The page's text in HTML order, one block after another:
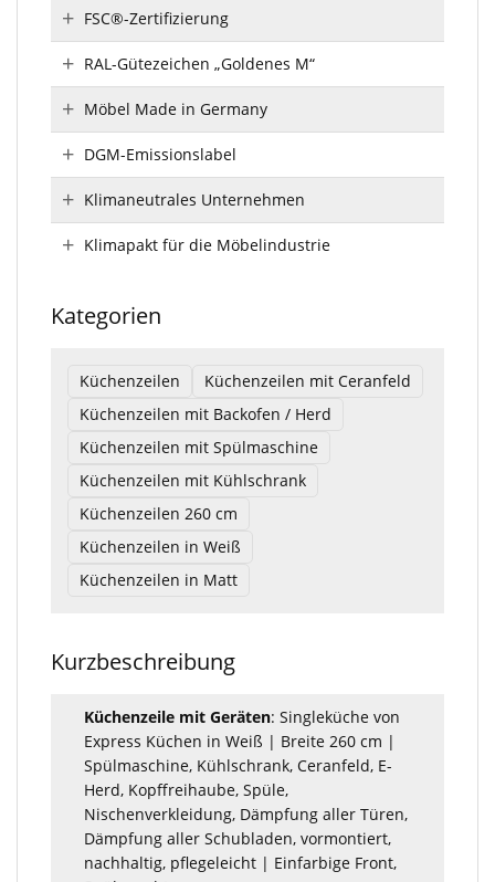
FSC®-Zertifizierung
RAL-Gütezeichen „Goldenes M“
Möbel Made in Germany
DGM-Emissionslabel
Klimaneutrales Unternehmen
Klimapakt für die Möbelindustrie
Kategorien
Küchenzeilen
Küchenzeilen mit Ceranfeld
Küchenzeilen mit Backofen / Herd
Küchenzeilen mit Spülmaschine
Küchenzeilen mit Kühlschrank
Küchenzeilen 260 cm
Küchenzeilen in Weiß
Küchenzeilen in Matt
Kurzbeschreibung
Küchenzeile mit Geräten: Singleküche von
Express Küchen in Weiß | Breite 260 cm |
Spülmaschine, Kühlschrank, Ceranfeld, E-
Herd, Kopffreihaube, Spüle,
Nischenverkleidung, Dämpfung aller Türen,
Dämpfung aller Schubladen, vormontiert,
nachhaltig, pflegeleicht | Einfarbige Front,